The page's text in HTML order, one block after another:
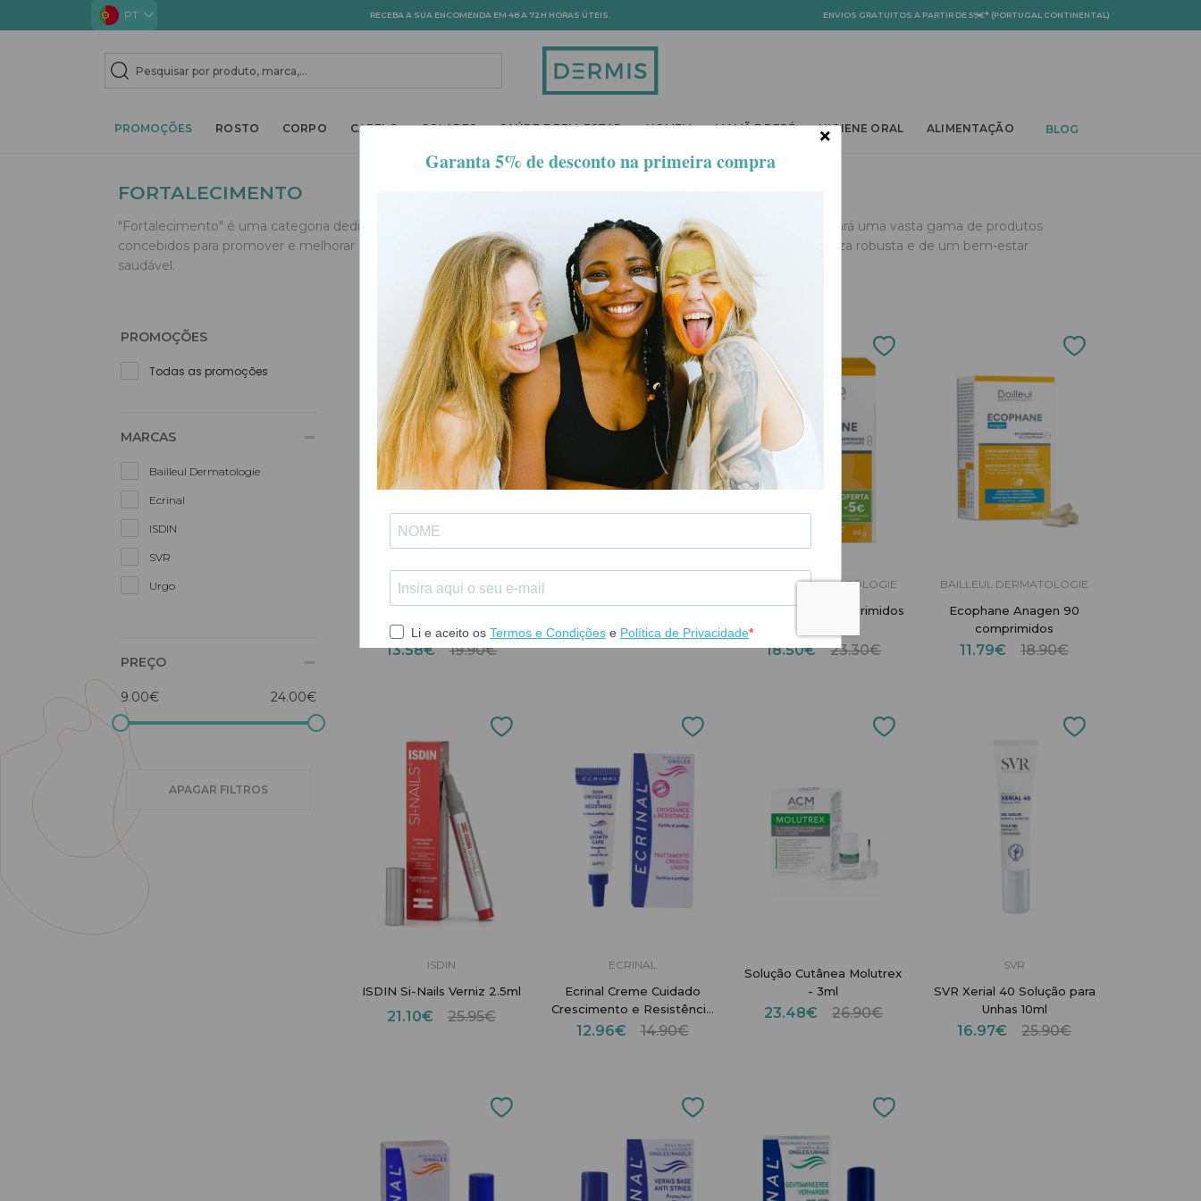
PT RECEBA A SUA ENCOMENDA EM 48 A 72H HORAS ÚTEIS. ENVIOS GRATUITOS A PARTIR DE 59€* (PORTUGAL CONTINENTAL)
PROMOÇÕES ROSTO TOGGLE DROPDOWN
CORPOTOGGLE DROPDOWN
CABELOTOGGLE DROPDOWN
SOLARESTOGGLE DROPDOWN
SAÚDE E BEM-ESTARTOGGLE DROPDOWN
HOMEMTOGGLE DROPDOWN
MAMÃ E BEBÉTOGGLE DROPDOWN
HIGIENE ORAL TOGGLE DROPDOWN
ALIMENTAÇÃOTOGGLE DROPDOWN
BLOG
FORTALECIMENTO
"Fortalecimento" é uma categoria dedicada aos cuidados com o fortalecimento das unhas e do corpo. Aqui encontrará uma vasta gama de produtos
concebidos para promover e melhorar a saúde e força das suas unhas e corpo. Desfrute dos benefícios de uma beleza robusta e de um bem-estar
saudável.
PROMOÇÕES
Todas as promoções
MARCAS
Bailleul Dermatologie
Ecrinal
ISDIN
SVR
Urgo
PREÇO
9.00€ 24.00€
APAGAR FILTROS
URGO
Urgo Filmogel Unhas
Quebrad Caneta
13.58€ 19.90€
Reparadora Unhas 3Ml
14.86€ 18.10€
BAILLEUL DERMATOLOGIE
Ecophane 60 comprimidos
18.50€ 23.30€
BAILLEUL DERMATOLOGIE
Ecophane Anagen 90
comprimidos
11.79€ 18.90€
ISDIN
ISDIN Si-Nails Verniz 2.5ml
21.10€ 25.95€
ECRINAL
Ecrinal Creme Cuidado
Crescimento e Resistência
Unhas 10 ml
12.96€ 14.90€
Solução Cutânea Molutrex
- 3ml
23.48€ 26.90€
SVR
SVR Xerial 40 Solução para
Unhas 10ml
16.97€ 25.90€
×